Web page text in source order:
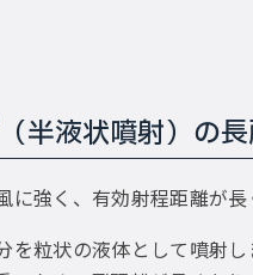
半液状噴射）の
強く、有効射程距離が長
粒状の液体として噴射